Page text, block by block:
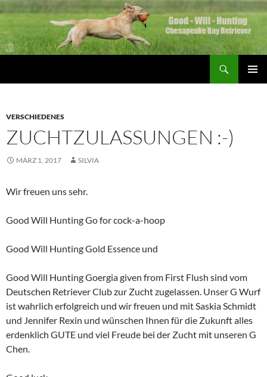
Zum
springen
VERSCHIEDENES
ZUCHTZULASSUNGEN :-)
MÄRZ 1, 2017 SILVIA
Wir freuen uns sehr.
Good Will Hunting Go for cock-a-hoop
Good Will Hunting Gold Essence und
Good Will Hunting Goergia given from First Flush sind vom
Deutschen Retriever Club zur Zucht zugelassen. Unser G Wurf
ist wahrlich erfolgreich und wir freuen und mit Saskia Schmidt
und Jennifer Rexin und wünschen Ihnen für die Zukunft alles
erdenklich GUTE und viel Freude bei der Zucht mit unseren G
Chen.